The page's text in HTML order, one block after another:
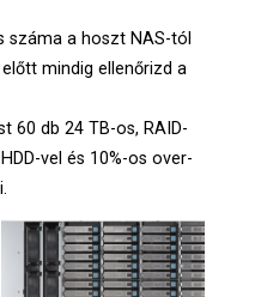
száma a hoszt NAS-tól
mindig ellenőrizd a
60 db 24 TB-os, RAID-
vel és 10%-os over-